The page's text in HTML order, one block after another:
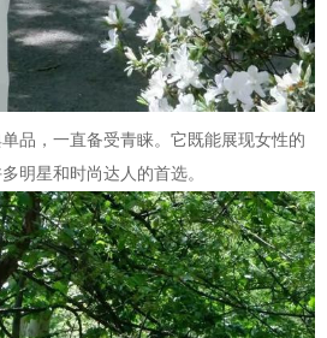
品，一直备受青睐。它既能展现女性的
明星和时尚达人的首选。